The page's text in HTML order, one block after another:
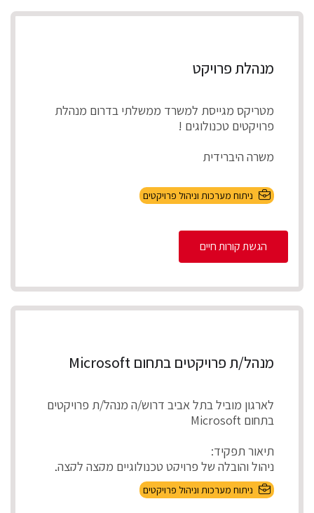
מנהלת פרויקט
מטריקס מגייסת למשרד ממשלתי בדרום מנהלת
פרויקטים טכנולוגים !
משרה היברידית
תיאור התפקיד
והטמע...
ניתוח מערכות וניהול פרויקטים
הגשת קורות חיים
מנהל/ת פרויקטים בתחום Microsoft
לארגון מוביל בתל אביב דרוש/ה מנהל/ת פרויקטים
בתחום Microsoft
תיאור תפקיד:
ניהול והובלה של פרויקט טכנולוגיים מקצה לקצה,
אפיון דרישות בהתא...
ניתוח מערכות וניהול פרויקטים